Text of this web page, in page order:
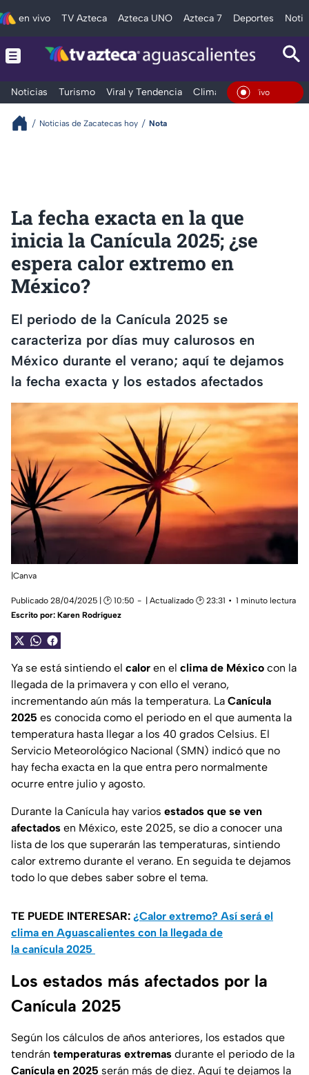
en vivo TV Azteca Azteca UNO Azteca 7 Deportes
Noticias Turismo Viral y Tendencia Clima Deportes
En Vivo
Noticias de Zacatecas hoy Nota
La fecha exacta en la que
inicia la Canícula 2025; ¿se
espera calor extremo en
México?
El periodo de la Canícula 2025 se
caracteriza por días muy calurosos en
México durante el verano; aquí te dejamos
la fecha exacta y los estados afectados
|Canva
Publicado 28/04/2025 | 🕑 10:50 | Actualizado 🕑 23:31
1 minuto lectura
Escrito por: Karen Rodríguez
Ya se está sintiendo el calor en el clima de México con la
llegada de la primavera y con ello el verano,
incrementando aún más la temperatura. La Canícula
2025 es conocida como el periodo en el que aumenta la
temperatura hasta llegar a los 40 grados Celsius. El
Servicio Meteorológico Nacional (SMN) indicó que no
hay fecha exacta en la que entra pero normalmente
ocurre entre julio y agosto.
Durante la Canícula hay varios estados que se ven
afectados en México, este 2025, se dio a conocer una
lista de los que superarán las temperaturas, sintiendo
calor extremo durante el verano. En seguida te dejamos
todo lo que debes saber sobre el tema.
TE PUEDE INTERESAR: ¿Calor extremo? Así será el
clima en Aguascalientes con la llegada de
la canícula 2025
Los estados más afectados por la
Canícula 2025
Según los cálculos de años anteriores, los estados que
tendrán temperaturas extremas durante el periodo de la
Canícula en 2025 serán más de diez. Aquí te dejamos la